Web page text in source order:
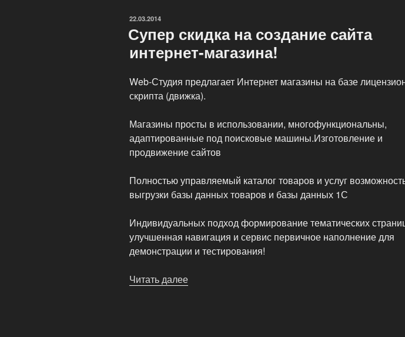
ОПУБЛИКОВАНО
22.03.2014
Супер скидка на создание сайта
интернет-магазина!
Web-Студия предлагает Интернет магазины на базе
скрипта (движка).
Магазины просты в использовании, многофункциональны,
адаптированные под поисковые машины.Изготовление и
продвижение сайтов
Полностью управляемый каталог товаров и услуг
выгрузки базы данных товаров и базы данных 1С
Индивидуальных подход формирование тематических
улучшенная навигация и сервис первичное наполнение для
демонстрации и тестирования!
Читать далее